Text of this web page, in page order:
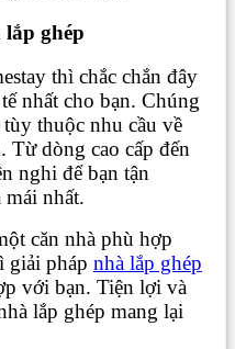
ghép
thì chắc chắn đây
nhất cho bạn. Chúng
thuộc nhu cầu về
Từ dòng cao cấp đến
nghi để bạn tận
nhất.
căn nhà phù hợp
giải pháp nhà lắp ghép
với bạn. Tiện lợi và
lắp ghép mang lại